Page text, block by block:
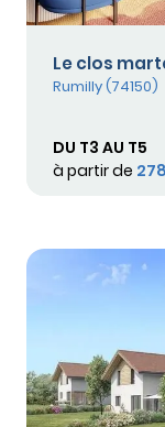
Le clos
Rumilly (74150)
DU T3 AU T5
à partir de